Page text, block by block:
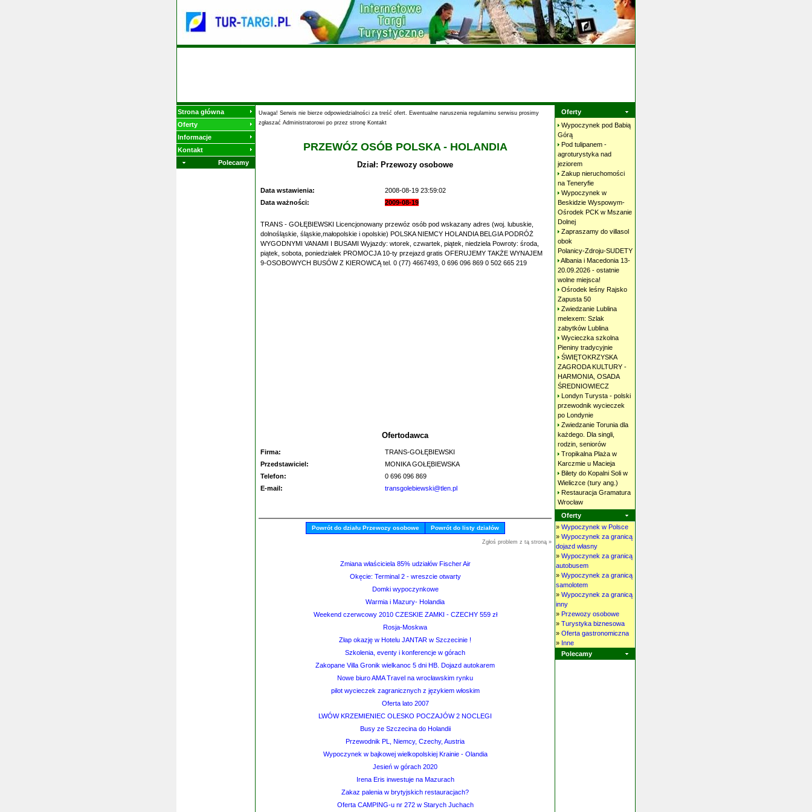
Strona główna
Oferty
Informacje
Kontakt
Polecamy
Uwaga! Serwis nie bierze odpowiedzialności za treść ofert. Ewentualne naruszenia regulaminu serwisu prosimy
zgłaszać Administratorowi po przez stronę Kontakt
PRZEWÓZ OSÓB POLSKA - HOLANDIA
Dział: Przewozy osobowe
Data wstawienia:
2008-08-19 23:59:02
Data ważności:
2009-08-19
TRANS - GOŁĘBIEWSKI Licencjonowany przewóz osób pod wskazany adres (woj. lubuskie,
dolnośląskie, śląskie,małopolskie i opolskie) POLSKA NIEMCY HOLANDIA BELGIA PODRÓŻ
WYGODNYMI VANAMI I BUSAMI Wyjazdy: wtorek, czwartek, piątek, niedziela Powroty: środa,
piątek, sobota, poniedziałek PROMOCJA 10-ty przejazd gratis OFERUJEMY TAKŻE WYNAJEM
9-OSOBOWYCH BUSÓW Z KIEROWCĄ tel. 0 (77) 4667493, 0 696 096 869 0 502 665 219
Ofertodawca
Firma:
TRANS-GOŁĘBIEWSKI
Przedstawiciel:
MONIKA GOŁĘBIEWSKA
Telefon:
0 696 096 869
E-mail:
transgolebiewski@tlen.pl
Powrót do działu Przewozy osobowe Powrót do listy działów
Zgłoś problem z tą stroną »
Zmiana właściciela 85% udziałów Fischer Air
Okęcie: Terminal 2 - wreszcie otwarty
Domki wypoczynkowe
Warmia i Mazury- Holandia
Weekend czerwcowy 2010 CZESKIE ZAMKI - CZECHY 559 zł
Rosja-Moskwa
Złap okazję w Hotelu JANTAR w Szczecinie !
Szkolenia, eventy i konferencje w górach
Zakopane Villa Gronik wielkanoc 5 dni HB. Dojazd autokarem
Nowe biuro AMA Travel na wrocławskim rynku
pilot wycieczek zagranicznych z językiem włoskim
Oferta lato 2007
LWÓW KRZEMIENIEC OLESKO POCZAJÓW 2 NOCLEGI
Busy ze Szczecina do Holandii
Przewodnik PL, Niemcy, Czechy, Austria
Wypoczynek w bajkowej wielkopolskiej Krainie - Olandia
Jesień w górach 2020
Irena Eris inwestuje na Mazurach
Zakaz palenia w brytyjskich restauracjach?
Oferta CAMPING-u nr 272 w Starych Juchach
Oferty
Wypoczynek pod Babią
Górą
Pod tulipanem -
agroturystyka nad
jeziorem
Zakup nieruchomości
na Teneryfie
Wypoczynek w
Beskidzie Wyspowym-
Ośrodek PCK w Mszanie
Dolnej
Zapraszamy do villasol
obok
Polanicy-Zdroju-SUDETY
Albania i Macedonia 13-
20.09.2026 - ostatnie
wolne miejsca!
Ośrodek leśny Rajsko
Zapusta 50
Zwiedzanie Lublina
melexem: Szlak
zabytków Lublina
Wycieczka szkolna
Pieniny tradycyjnie
ŚWIĘTOKRZYSKA
ZAGRODA KULTURY -
HARMONIA, OSADA
ŚREDNIOWIECZ
Londyn Turysta - polski
przewodnik wycieczek
po Londynie
Zwiedzanie Torunia dla
każdego. Dla singli,
rodzin, seniorów
Tropikalna Plaża w
Karczmie u Macieja
Bilety do Kopalni Soli w
Wieliczce (tury ang.)
Restauracja Gramatura
Wrocław
Oferty
» Wypoczynek w Polsce
» Wypoczynek za granicą
dojazd własny
» Wypoczynek za granicą
autobusem
» Wypoczynek za granicą
samolotem
» Wypoczynek za granicą
inny
» Przewozy osobowe
» Turystyka biznesowa
» Oferta gastronomiczna
» Inne
Polecamy